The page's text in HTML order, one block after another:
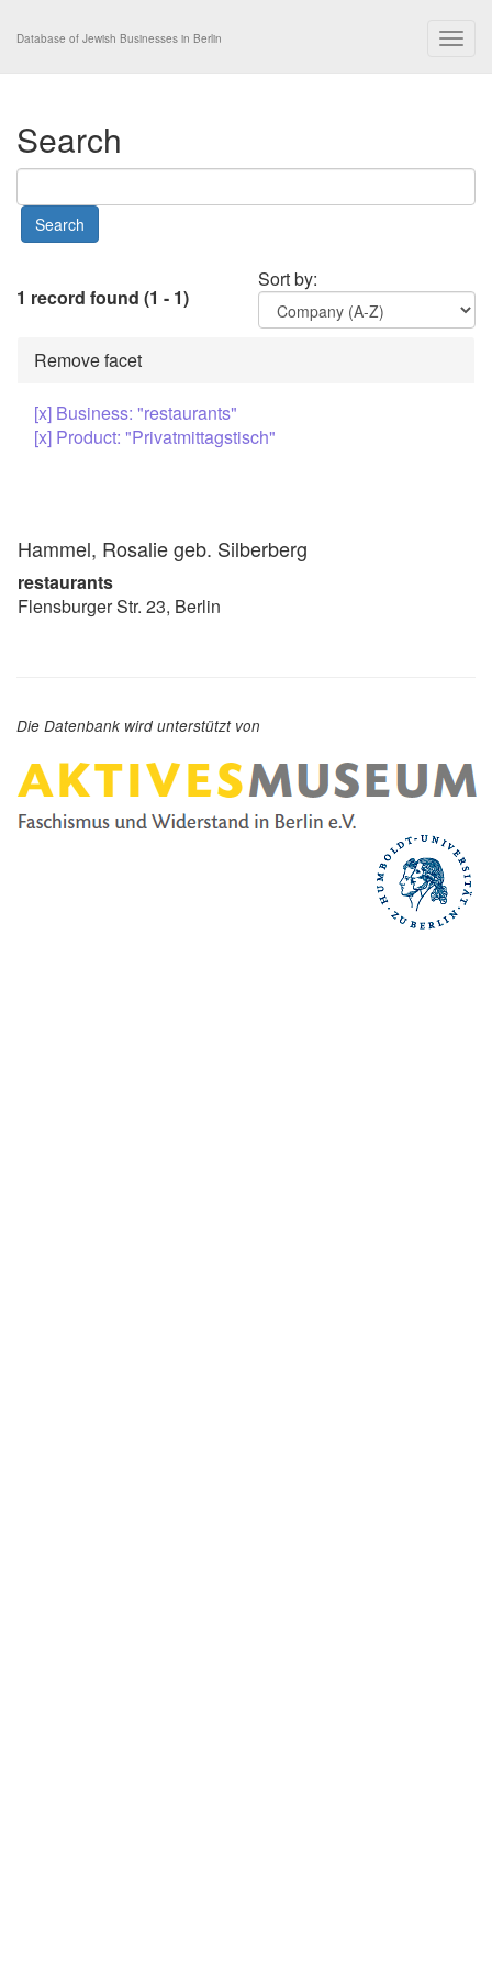
Database of Jewish Businesses in Berlin
Search
Sort by:
1 record found (1 - 1)
Remove facet
[x] Business: "restaurants"
[x] Product: "Privatmittagstisch"
Hammel, Rosalie geb. Silberberg
restaurants
Flensburger Str. 23, Berlin
Die Datenbank wird unterstützt von